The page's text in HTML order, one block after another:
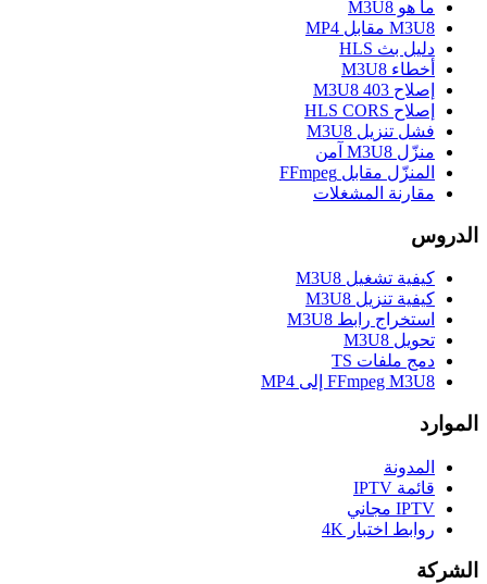
ما هو M3U8
M3U8 مقابل MP4
دليل بث HLS
أخطاء M3U8
إصلاح M3U8 403
إصلاح HLS CORS
فشل تنزيل M3U8
منزّل M3U8 آمن
المنزّل مقابل FFmpeg
مقارنة المشغلات
الدروس
كيفية تشغيل M3U8
كيفية تنزيل M3U8
استخراج رابط M3U8
تحويل M3U8
دمج ملفات TS
FFmpeg M3U8 إلى MP4
الموارد
المدونة
قائمة IPTV
IPTV مجاني
روابط اختبار 4K
الشركة